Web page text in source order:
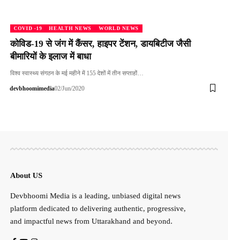
COVID -19 HEALTH NEWS WORLD NEWS
कोविड-19 से जंग में कैंसर, हाइपर टेंशन, डायबिटीज जैसी
बीमारियों के इलाज में बाधा
विश्व स्वास्थ्य संगठन के मई महीने में 155 देशों में तीन सप्ताहों…
devbhoomimedia02/Jun/2020
About US
Devbhoomi Media is a leading, unbiased digital news
platform dedicated to delivering authentic, progressive,
and impactful news from Uttarakhand and beyond.